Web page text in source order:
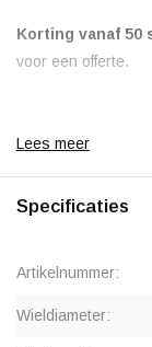
Korting vanaf 50
voor een offerte.
Lees meer
Specificaties
Artikelnummer:
Wieldiameter: